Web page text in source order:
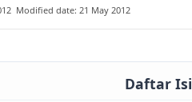
T
Modified date: 21 May 2012
Daftar Isi